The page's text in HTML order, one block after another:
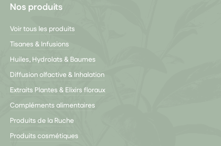
Nos produits
Voir tous les produits
Tisanes & Infusions
Huiles, Hydrolats & Baumes
Diffusion olfactive & Inhalation
Extraits Plantes & Elixirs floraux
Compléments alimentaires
Produits de la Ruche
Produits cosmétiques